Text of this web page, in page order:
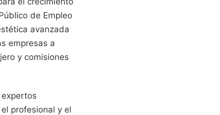
de Empleo
avanzada
empresas a
y comisiones
profesional y el